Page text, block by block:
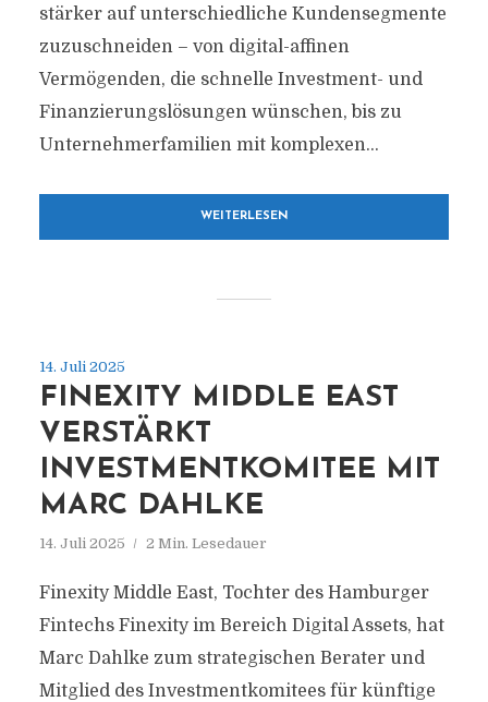
stärker auf unterschiedliche Kundensegmente
zuzuschneiden – von digital-affinen
Vermögenden, die schnelle Investment- und
Finanzierungslösungen wünschen, bis zu
Unternehmerfamilien mit komplexen...
WEITERLESEN
14. Juli 2025
FINEXITY MIDDLE EAST
VERSTÄRKT
INVESTMENTKOMITEE MIT
MARC DAHLKE
14. Juli 2025 2 Min. Lesedauer
Finexity Middle East, Tochter des Hamburger
Fintechs Finexity im Bereich Digital Assets, hat
Marc Dahlke zum strategischen Berater und
Mitglied des Investmentkomitees für künftige